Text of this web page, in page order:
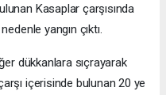
Kasaplar çarşısında
yangın çıktı.
dükkanlara sıçrayarak
içerisinde bulunan 20 ye